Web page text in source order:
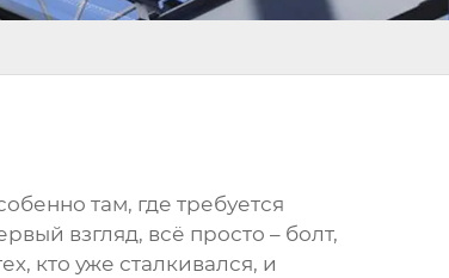
там, где требуется
взгляд, всё просто – болт,
кто уже сталкивался, и